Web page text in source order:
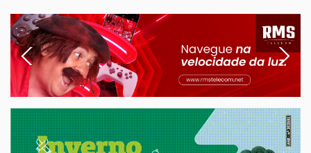
Previous Next